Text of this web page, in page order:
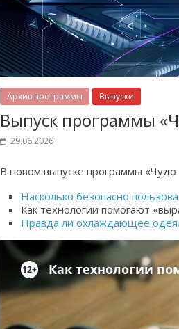
Архив программы Выпуски
Выпуск программы
29.06.2026
В новом выпуске программы
Насколько безопасно
Как технологии помогают
Правда ли охлаждающее